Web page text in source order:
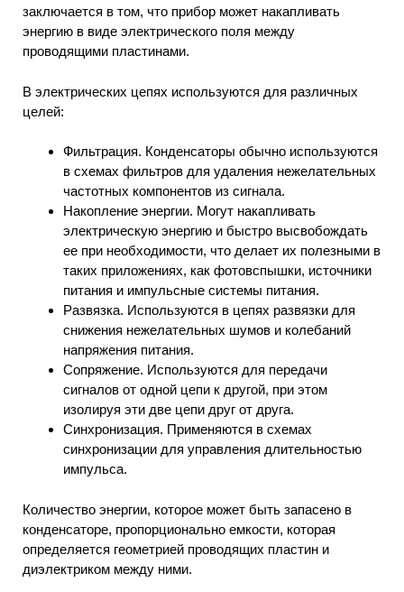
заключается в том, что прибор может накапливать
энергию в виде электрического поля между
проводящими пластинами.
В электрических цепях используются для различных
целей:
Фильтрация. Конденсаторы обычно используются
в схемах фильтров для удаления нежелательных
частотных компонентов из сигнала.
Накопление энергии. Могут накапливать
электрическую энергию и быстро высвобождать
ее при необходимости, что делает их полезными в
таких приложениях, как фотовспышки, источники
питания и импульсные системы питания.
Развязка. Используются в цепях развязки для
снижения нежелательных шумов и колебаний
напряжения питания.
Сопряжение. Используются для передачи
сигналов от одной цепи к другой, при этом
изолируя эти две цепи друг от друга.
Синхронизация. Применяются в схемах
синхронизации для управления длительностью
импульса.
Количество энергии, которое может быть запасено в
конденсаторе, пропорционально емкости, которая
определяется геометрией проводящих пластин и
диэлектриком между ними.